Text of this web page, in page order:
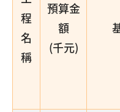
程
名
稱
預算金
額
(千元)